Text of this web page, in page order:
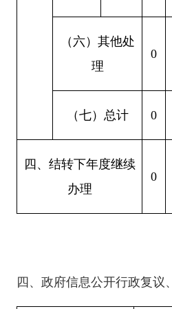
（六）其他处
理
0
（七）总计 0
四、结转下年度继续
办理
0
四、政府信息公开行政复议